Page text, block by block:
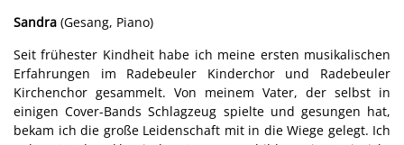
Sandra (Gesang, Piano)
Seit frühester Kindheit habe ich meine ersten musikalischen
Erfahrungen im Radebeuler Kinderchor und Radebeuler
Kirchenchor gesammelt. Von meinem Vater, der selbst in
einigen Cover-Bands Schlagzeug spielte und gesungen hat,
bekam ich die große Leidenschaft mit in die Wiege gelegt. Ich